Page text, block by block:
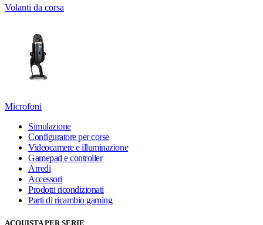
Volanti da corsa
Microfoni
Simulazione
Configuratore per corse
Videocamere e illuminazione
Gamepad e controller
Arredi
Accessori
Prodotti ricondizionati
Parti di ricambio gaming
ACQUISTA PER SERIE